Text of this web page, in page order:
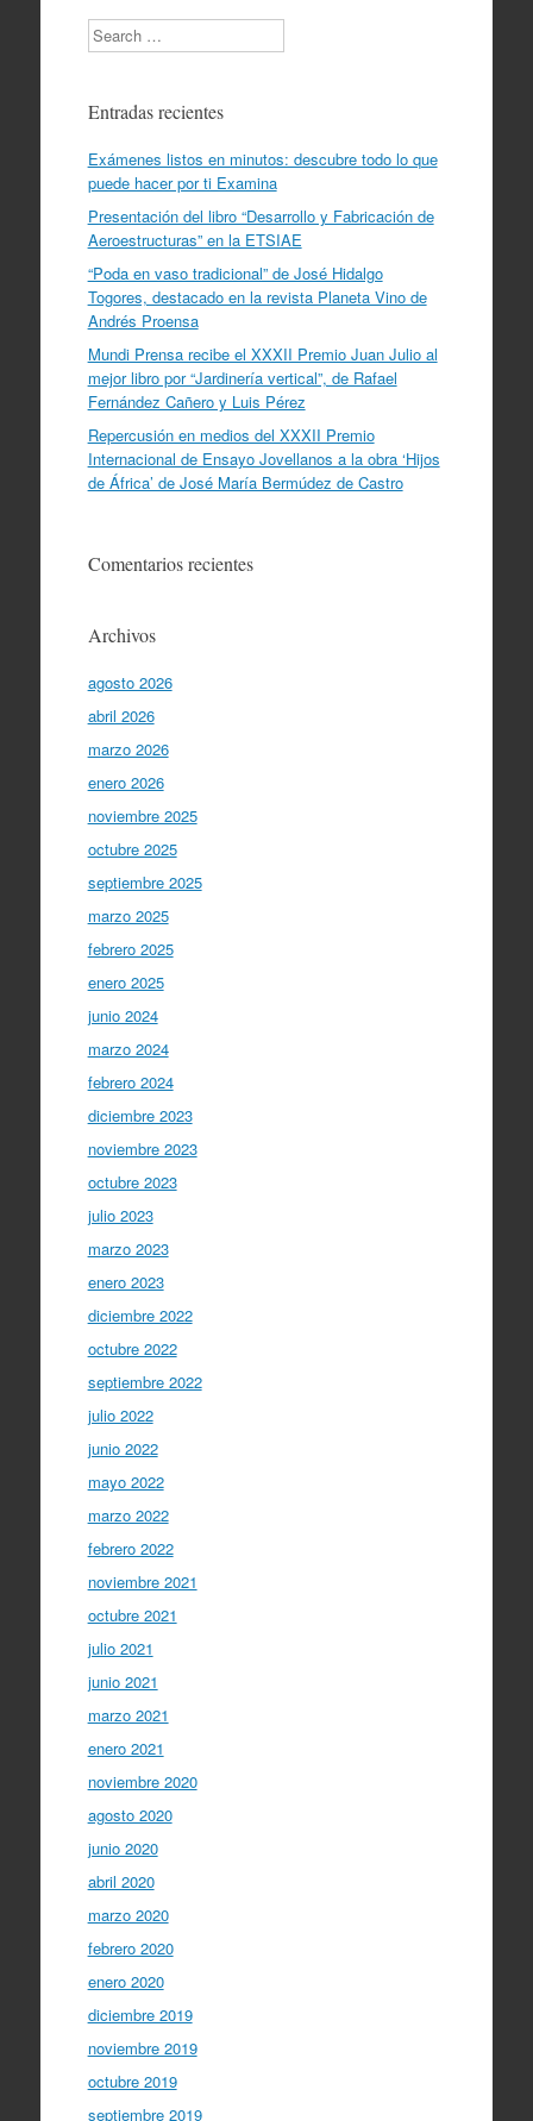
Search
Entradas recientes
Exámenes listos en minutos: descubre todo lo que
puede hacer por ti Examina
Presentación del libro “Desarrollo y Fabricación de
Aeroestructuras” en la ETSIAE
“Poda en vaso tradicional” de José Hidalgo
Togores, destacado en la revista Planeta Vino de
Andrés Proensa
Mundi Prensa recibe el XXXII Premio Juan Julio al
mejor libro por “Jardinería vertical”, de Rafael
Fernández Cañero y Luis Pérez
Repercusión en medios del XXXII Premio
Internacional de Ensayo Jovellanos a la obra ‘Hijos
de África’ de José María Bermúdez de Castro
Comentarios recientes
Archivos
agosto 2026
abril 2026
marzo 2026
enero 2026
noviembre 2025
octubre 2025
septiembre 2025
marzo 2025
febrero 2025
enero 2025
junio 2024
marzo 2024
febrero 2024
diciembre 2023
noviembre 2023
octubre 2023
julio 2023
marzo 2023
enero 2023
diciembre 2022
octubre 2022
septiembre 2022
julio 2022
junio 2022
mayo 2022
marzo 2022
febrero 2022
noviembre 2021
octubre 2021
julio 2021
junio 2021
marzo 2021
enero 2021
noviembre 2020
agosto 2020
junio 2020
abril 2020
marzo 2020
febrero 2020
enero 2020
diciembre 2019
noviembre 2019
octubre 2019
septiembre 2019